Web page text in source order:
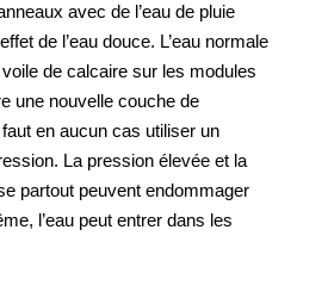
avec de l’eau de pluie
de l’eau douce. L’eau normale
de calcaire sur les modules
une nouvelle couche de
en aucun cas utiliser un
La pression élevée et la
partout peuvent endommager
l’eau peut entrer dans les